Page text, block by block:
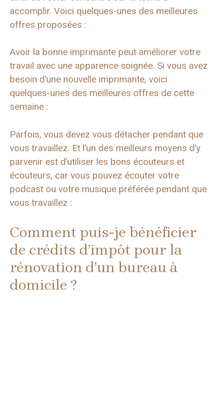
accomplir. Voici quelques-unes des meilleures
offres proposées :
Avoir la bonne imprimante peut améliorer votre
travail avec une apparence soignée. Si vous avez
besoin d’une nouvelle imprimante, voici
quelques-unes des meilleures offres de cette
semaine :
Parfois, vous devez vous détacher pendant que
vous travaillez. Et l’un des meilleurs moyens d’y
parvenir est d’utiliser les bons écouteurs et
écouteurs, car vous pouvez écouter votre
podcast ou votre musique préférée pendant que
vous travaillez :
Comment puis-je bénéficier
de crédits d’impôt pour la
rénovation d’un bureau à
domicile ?